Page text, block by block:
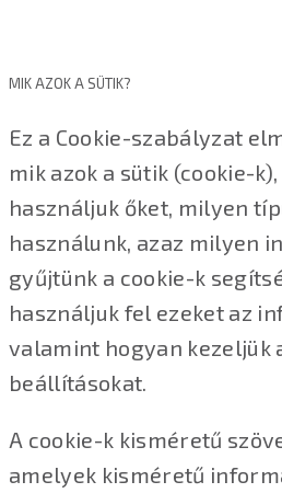
MIK AZOK A SÜTIK?
Ez a Cookie-szabályzat
mik azok a sütik (cookie-
használjuk őket, milyen
használunk, azaz milyen
gyűjtünk a cookie-k
használjuk fel ezeket az
valamint hogyan kezeljük
beállításokat.
A cookie-k kisméretű
amelyek kisméretű